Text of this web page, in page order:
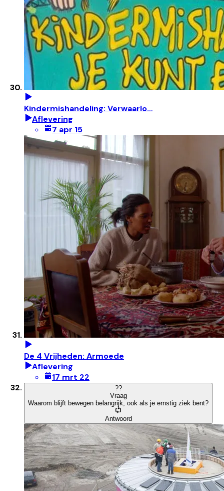
Kindermishandeling: Verwaarlo…
Aflevering
7 apr 15
De 4 Vrijheden: Armoede
Aflevering
17 mrt 22
??
Vraag
Waarom blijft bewegen belangrijk, ook als je ernstig ziek bent?
Antwoord